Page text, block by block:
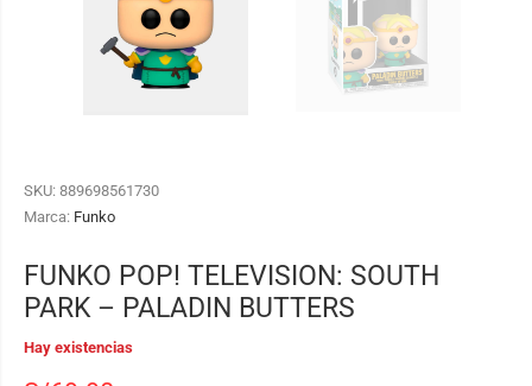
SKU: 889698561730
Marca: Funko
FUNKO POP! TELEVISION: SOUTH
PARK – PALADIN BUTTERS
Hay existencias